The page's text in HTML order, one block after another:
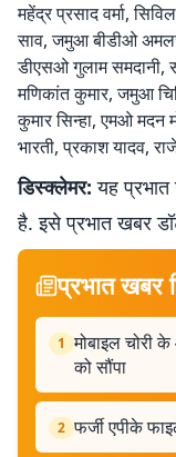
महेंद्र प्रसाद वर्मा,
साव, जमुआ बीडीओ
डीएसओ गुलाम
मणिकांत कुमार, जमुआ
कुमार सिन्हा, एमओ मदन
भारती, प्रकाश यादव,
डिस्क्लेमर: यह
है. इसे प्रभात खबर
प्रभात खबर
1 मोबाइल चोरी
को सौंपा
2 फर्जी एपीके